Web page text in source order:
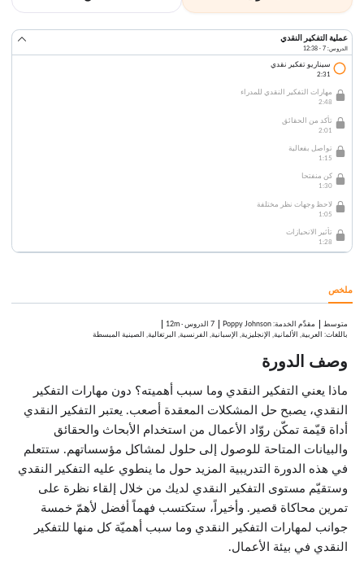
عملية التفكير النقدي
الدروس: 7 · 12:38
سيناريو تفكير نقدي
2:31
مهارات التفكير النقدي للمدراء
2:48
تأكد من الحقائق
2:01
تواصل بفعالية
1:15
كن منفتحا
1:30
لاحظ وجهات نظر مختلفة
1:05
تأثير الانحيازات
1:28
ملخص
متوسط مقدِّم الخدمة:
Poppy Johnson 7 الدروس ·
12m
باللغات: العربية, الألمانية, الإنجليزية, الإسبانية, الفرنسية, البرتغالية, الصينية المبسطة
وصف الدورة
ماذا يعني التفكير النقدي وما سبب أهميته؟ دون مهارات التفكير
النقدي، يصبح حل المشكلات المعقدة أصعب. يعتبر التفكير النقدي
أداة قيّمة تمكّن روّاد الأعمال من استخدام الأبحاث والحقائق
والبيانات المتاحة للوصول إلى حلول لمشاكل مؤسساتهم. ستتعلم
في هذه الدورة التدريبية المزيد حول ما ينطوي عليه التفكير النقدي
وستقيّم مستوى التفكير النقدي لديك من خلال إلقاء نظرة على
تمرين محاكاة قصير. وأخيراً، ستكتسب فهماً أفضل لأهمّ خمسة
جوانب لمهارات التفكير النقدي وما سبب أهميّة كل منها للتفكير
النقدي في بيئة الأعمال.